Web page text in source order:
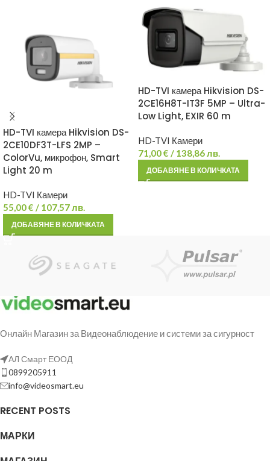
HD-TVI камера Hikvision DS-
2CE10DF3T-LFS 2MP –
ColorVu, микрофон, Smart
Light 20 m
HD-TVI Камери
55,00€ / 107,57 лв.
ДОБАВЯНЕ В КОЛИЧКАТА
HD-TVI камера Hikvision DS-
2CE16H8T-IT3F 5MP – Ultra-
Low Light, EXIR 60 m
HD-TVI Камери
71,00€ / 138,86 лв.
ДОБАВЯНЕ В КОЛИЧКАТА
Онлайн Магазин за Видеонаблюдение и системи за сигурност
АЛ Смарт ЕООД
0899205911
info@videosmart.eu
RECENT POSTS
МАРКИ